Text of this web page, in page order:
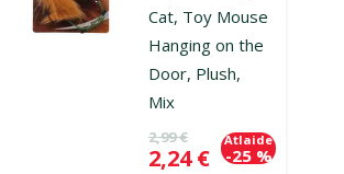
Cat, Toy Mouse
Hanging on the
Door, Plush,
Mix
Oriģinālā cena
2,99 €
Cena
2,24 €
Atlaide
-25 %